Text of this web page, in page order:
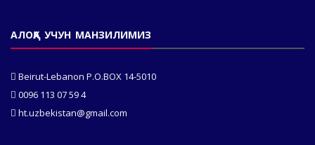
АЛОҚА УЧУН МАНЗИЛИМИЗ
Beirut-Lebanon P.O.BOX 14-5010
0096 113 07 59 4
ht.uzbekistan@gmail.com